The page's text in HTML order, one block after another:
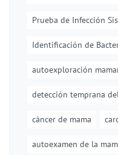
Prueba de Infección
Identificación de
autoexploración
detección temprana
cáncer de mama
autoexamen de la